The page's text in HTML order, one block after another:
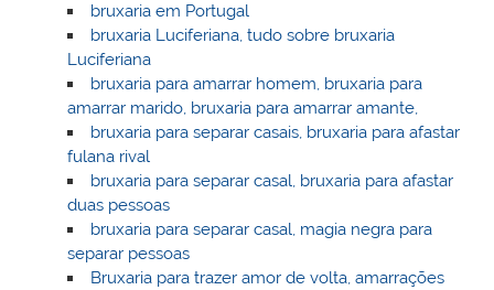
bruxaria em Portugal
bruxaria Luciferiana, tudo sobre bruxaria
Luciferiana
bruxaria para amarrar homem, bruxaria para
amarrar marido, bruxaria para amarrar amante,
bruxaria para separar casais, bruxaria para afastar
fulana rival
bruxaria para separar casal, bruxaria para afastar
duas pessoas
bruxaria para separar casal, magia negra para
separar pessoas
Bruxaria para trazer amor de volta, amarrações